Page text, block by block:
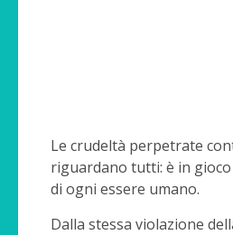
Le crudeltà perpetrate
riguardano tutti: è in
di ogni essere umano.
Dalla stessa violazione